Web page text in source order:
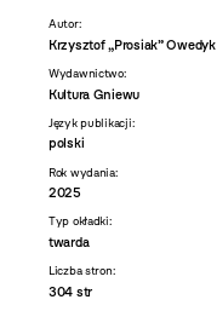
Autor:
Krzysztof „Prosiak” Owedyk
Wydawnictwo:
Kultura Gniewu
Język publikacji:
polski
Rok wydania:
2025
Typ okładki:
twarda
Liczba stron:
304 str